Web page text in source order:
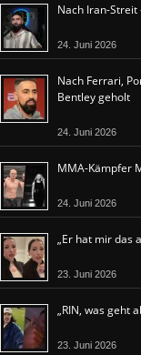
Nach Iran-Streit
24. Juni 2026
Nach Ferrari,
Bentley geholt
24. Juni 2026
MMA-Kämpfer
24. Juni 2026
„Er hat mir das
23. Juni 2026
„RIN, was geht
23. Juni 2026